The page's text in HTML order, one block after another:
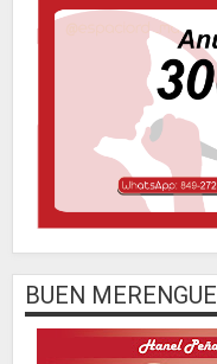
BUEN MERENGUE